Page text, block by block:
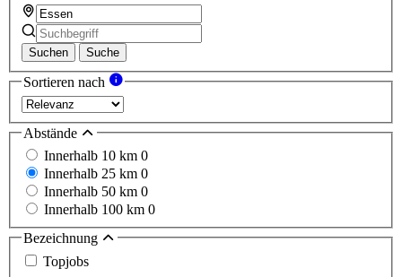
Suchen Suche
Sortieren nach
Abstände
Innerhalb 10 km 0
Innerhalb 25 km 0
Innerhalb 50 km 0
Innerhalb 100 km 0
Bezeichnung
Topjobs